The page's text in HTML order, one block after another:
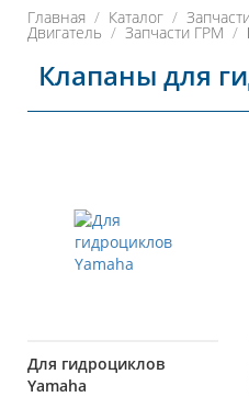
Главная Каталог
Двигатель Запчасти ГРМ
Клапаны для
Для гидроциклов
Yamaha